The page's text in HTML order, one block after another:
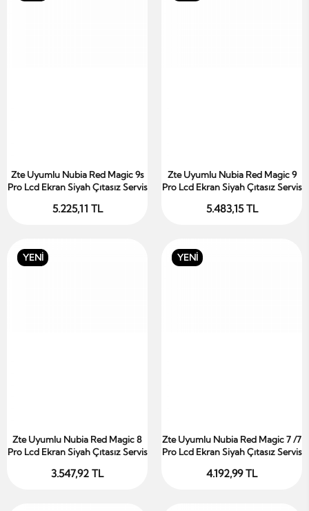
Sepete Ekle
Zte Uyumlu Nubia Red Magic 9s
Pro Lcd Ekran Siyah Çıtasız Servis
5.225,11 TL
Sepete Ekle
Zte Uyumlu Nubia Red Magic 9
Pro Lcd Ekran Siyah Çıtasız Servis
5.483,15 TL
YENİ
Sepete Ekle
Zte Uyumlu Nubia Red Magic 8
Pro Lcd Ekran Siyah Çıtasız Servis
3.547,92 TL
YENİ
Sepete Ekle
Zte Uyumlu Nubia Red Magic 7 /7
Pro Lcd Ekran Siyah Çıtasız Servis
4.192,99 TL